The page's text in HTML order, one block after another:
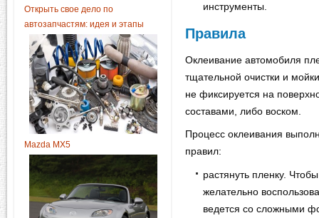
Открыть свое дело по
автозапчастям: идея и этапы
Mazda MX5
инструменты.
Правила
Оклеивание автомобиля
тщательной очистки и
не фиксируется на
составами, либо воском.
Процесс оклеивания
правил:
растянуть пленку.
желательно
ведется со сложными